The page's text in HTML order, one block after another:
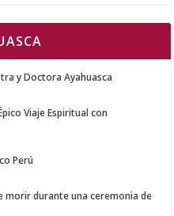
y Doctora Ayahuasca
Viaje Espiritual con
Perú
morir durante una ceremonia de